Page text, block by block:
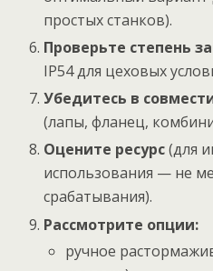
простых станков).
Проверьте степень
IP54 для цеховых
Убедитесь в
(лапы, фланец,
Оцените ресурс(для
использования — не
срабатывания).
Рассмотрите опции:
ручное